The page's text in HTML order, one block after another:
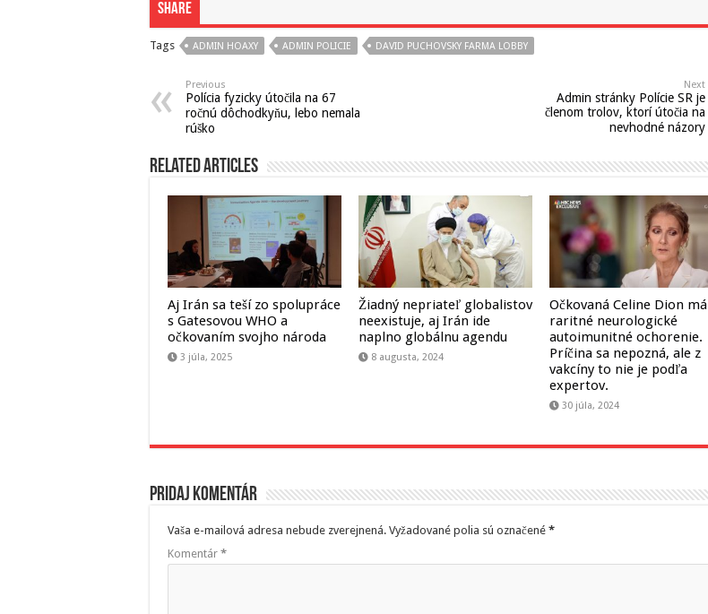
Share
Tags ADMIN HOAXY ADMIN POLICIE DAVID PUCHOVSKY FARMA LOBBY
Previous
Polícia fyzicky útočila na 67
ročnú dôchodkyňu, lebo nemala
rúško
Next
Admin stránky Polície SR je
členom trolov, ktorí útočia na
nevhodné názory
Related Articles
Aj Irán sa teší zo spolupráce
s Gatesovou WHO a
očkovaním svojho národa
3 júla, 2025
Žiadný nepriateľ globalistov
neexistuje, aj Irán ide
naplno globálnu agendu
8 augusta, 2024
Očkovaná Celine Dion má
raritné neurologické
autoimunitné ochorenie.
Príčina sa nepozná, ale z
vakcíny to nie je podľa
expertov.
30 júla, 2024
Pridaj komentár
Vaša e-mailová adresa nebude zverejnená. Vyžadované polia sú označené *
Komentár *